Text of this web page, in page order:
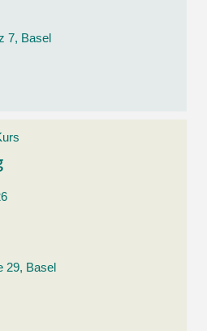
7, Basel
29, Basel